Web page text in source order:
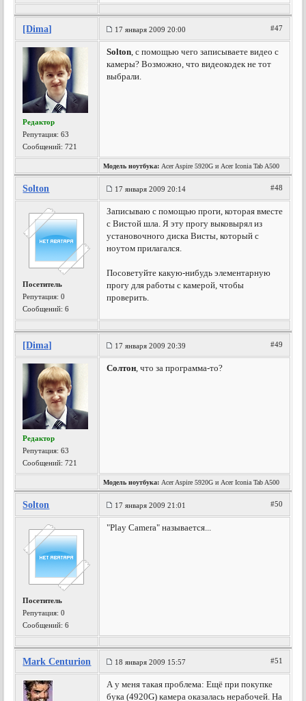
[Dima] 17 января 2009 20:00 #47
Редактор
Репутация:63
Сообщений: 721
Solton, с помощью чего записываете видео с
камеры? Возможно, что видеокодек не тот
выбрали.
Модель ноутбука: Acer Aspire 5920G и Acer Iconia Tab A500
Solton 17 января 2009 20:14 #48
Посетитель
Репутация:0
Сообщений: 6
Записываю с помощью проги, которая вместе
с Вистой шла. Я эту прогу выковырял из
установочного диска Висты, который с
ноутом прилагался.
Посоветуйте какую-нибудь элементарную
прогу для работы с камерой, чтобы
проверить.
[Dima] 17 января 2009 20:39 #49
Редактор
Репутация:63
Сообщений: 721
Солтон, что за программа-то?
Модель ноутбука: Acer Aspire 5920G и Acer Iconia Tab A500
Solton 17 января 2009 21:01 #50
Посетитель
Репутация:0
Сообщений: 6
"Play Camera" называется...
Mark Centurion 18 января 2009 15:57 #51
А у меня такая проблема: Ещё при покупке
бука (4920G) камера оказалась нерабочей. На